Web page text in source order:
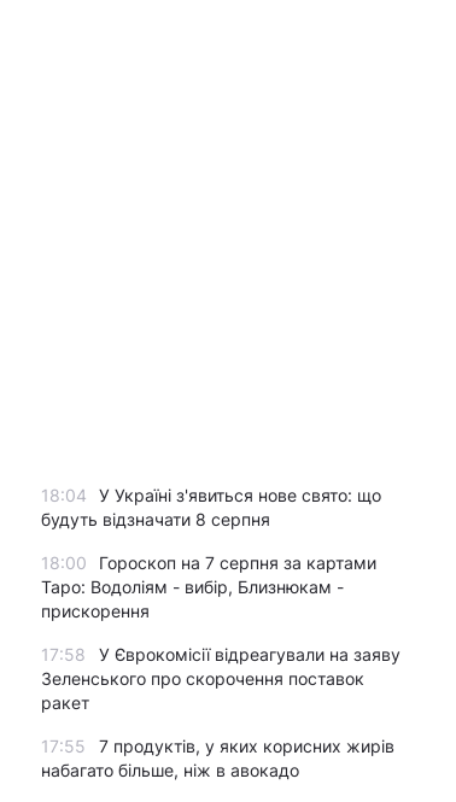
18:04
У Україні з'явиться нове свято: що
будуть відзначати 8 серпня
18:00
Гороскоп на 7 серпня за картами
Таро: Водоліям - вибір, Близнюкам -
прискорення
17:58
У Єврокомісії відреагували на заяву
Зеленського про скорочення поставок
ракет
17:55
7 продуктів, у яких корисних жирів
набагато більше, ніж в авокадо